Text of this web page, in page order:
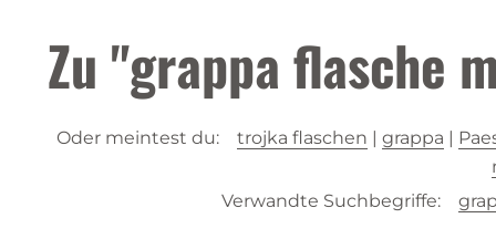
Zu "grappa flasche
Oder meintest du: trojka flaschen | grappa |
Verwandte Suchbegriffe: